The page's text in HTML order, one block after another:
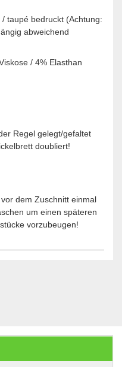
taupé bedruckt (Achtung:
abweichend
/ 4% Elasthan
Regel gelegt/gefaltet
doubliert!
dem Zuschnitt einmal
um einen späteren
vorzubeugen!